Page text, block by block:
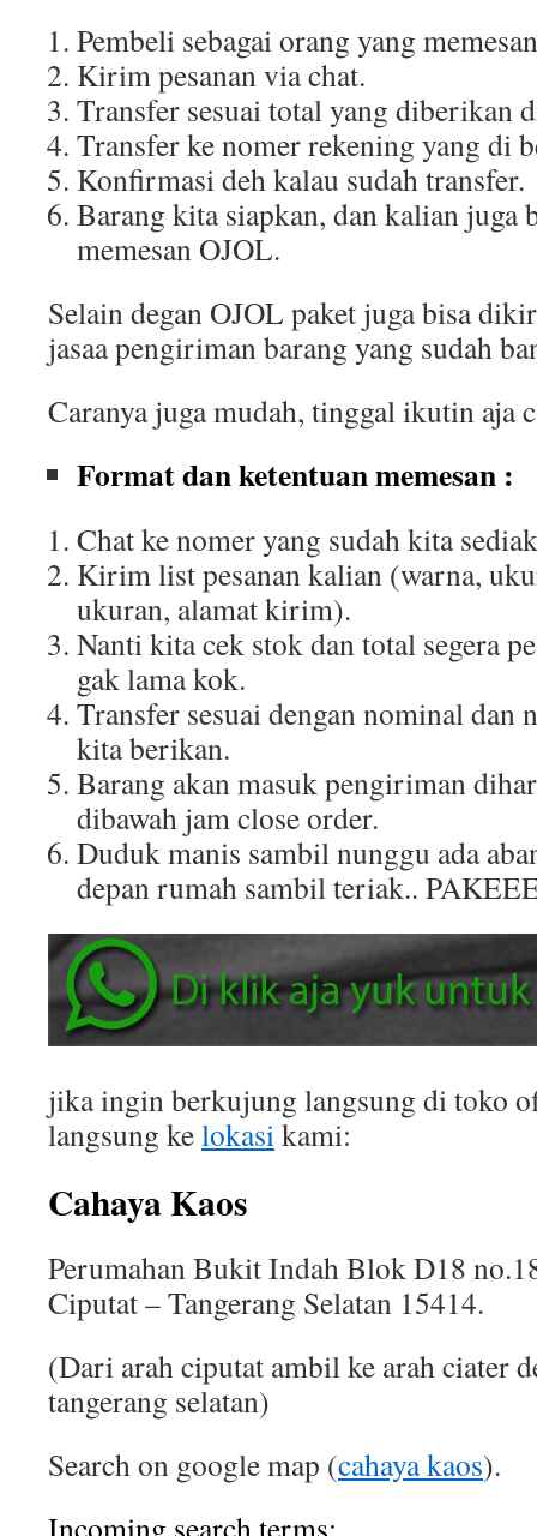
Pembeli sebagai orang yang
Kirim pesanan via chat.
Transfer sesuai total yang diberikan
Transfer ke nomer rekening yang di
Konfirmasi deh kalau sudah transfer.
Barang kita siapkan, dan kalian juga
memesan OJOL.
Selain degan OJOL paket juga bisa
jasaa pengiriman barang yang sudah
Caranya juga mudah, tinggal ikutin aja
Format dan ketentuan memesan :
Chat ke nomer yang sudah kita
Kirim list pesanan kalian (warna,
ukuran, alamat kirim).
Nanti kita cek stok dan total segera
gak lama kok.
Transfer sesuai dengan nominal dan
kita berikan.
Barang akan masuk pengiriman
dibawah jam close order.
Duduk manis sambil nunggu ada
depan rumah sambil teriak..
jika ingin berkujung langsung di toko
langsung kelokasi kami:
Cahaya Kaos
Perumahan Bukit Indah Blok D18
Ciputat – Tangerang Selatan 15414.
(Dari arah ciputat ambil ke arah ciater
tangerang selatan)
Search on google map (cahaya kaos).
Incoming search terms: